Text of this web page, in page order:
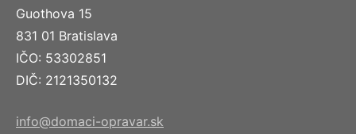
Guothova 15
831 01 Bratislava
IČO: 53302851
DIČ: 2121350132
info@domaci-opravar.sk